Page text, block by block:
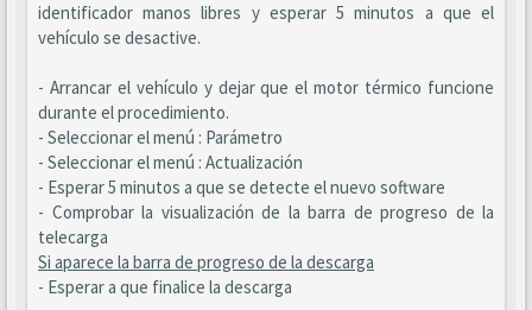
identificador manos libres y esperar 5 minutos a que el
vehículo se desactive.
- Arrancar el vehículo y dejar que el motor térmico funcione
durante el procedimiento.
- Seleccionar el menú : Parámetro
- Seleccionar el menú : Actualización
- Esperar 5 minutos a que se detecte el nuevo software
- Comprobar la visualización de la barra de progreso de la
telecarga
Si aparece la barra de progreso de la descarga
- Esperar a que finalice la descarga